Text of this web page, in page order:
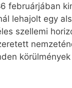
februárjában
lehajolt egy
szellemi